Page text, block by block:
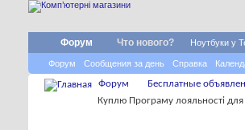
Форум
Форум Сообщения за день Справка
Что нового? Ноутбуки у
Форум Бесплатные
Куплю Програму лояльності для